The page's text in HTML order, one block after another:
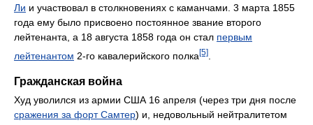
Ли и участвовал в столкновениях с каманчами. 3 марта 1855
года ему было присвоено постоянное звание второго
лейтенанта, а 18 августа 1858 года он стал первым
лейтенантом 2-го кавалерийского полка [5]
Гражданская война
Худ уволился из армии США 16 апреля (через три дня после
сражения за форт Самтер) и, недовольный нейтралитетом